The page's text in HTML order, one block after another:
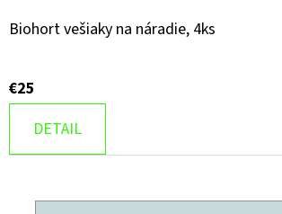
Biohort vešiaky na náradie, 4ks
€25
DETAIL